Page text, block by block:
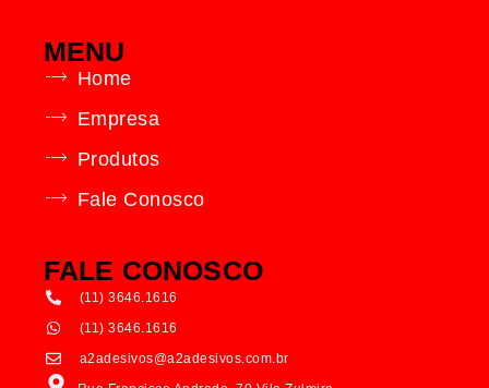
MENU
Home
Empresa
Produtos
Fale Conosco
FALE CONOSCO
(11) 3646.1616
(11) 3646.1616
a2adesivos@a2adesivos.com.br